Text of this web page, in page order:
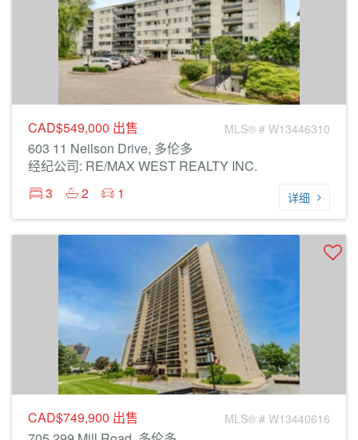
CAD$549,000 出售 MLS® # W13446310
603 11 Neilson Drive, 多伦多
经纪公司: RE/MAX WEST REALTY INC.
3
2 1 详细
CAD$749,900 出售 MLS® # W13440616